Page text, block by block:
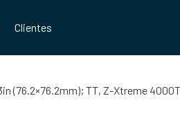
Clientes
(76.2×76.2mm); TT, Z-Xtreme